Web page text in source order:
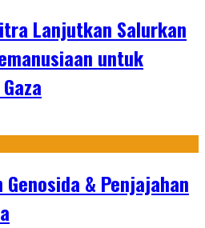
Lanjutkan Salurkan
untuk
Genosida & Penjajahan